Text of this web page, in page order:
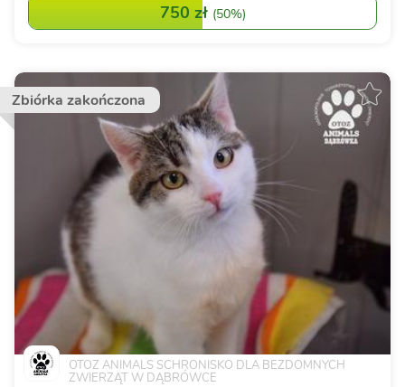
750 zł (50%)
Zbiórka zakończona
OTOZ ANIMALS SCHRONISKO DLA BEZDOMNYCH
ZWIERZĄT W DĄBRÓWCE